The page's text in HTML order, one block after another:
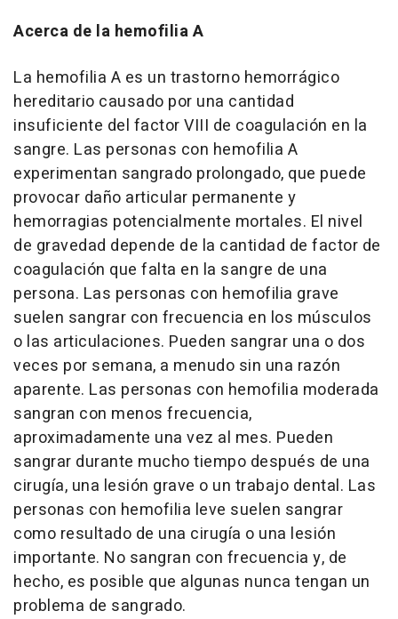
Acerca de la hemofilia A
La hemofilia A es un trastorno hemorrágico
hereditario causado por una cantidad
insuficiente del factor VIII de coagulación en la
sangre. Las personas con hemofilia A
experimentan sangrado prolongado, que puede
provocar daño articular permanente y
hemorragias potencialmente mortales. El nivel
de gravedad depende de la cantidad de factor de
coagulación que falta en la sangre de una
persona. Las personas con hemofilia grave
suelen sangrar con frecuencia en los músculos
o las articulaciones. Pueden sangrar una o dos
veces por semana, a menudo sin una razón
aparente. Las personas con hemofilia moderada
sangran con menos frecuencia,
aproximadamente una vez al mes. Pueden
sangrar durante mucho tiempo después de una
cirugía, una lesión grave o un trabajo dental. Las
personas con hemofilia leve suelen sangrar
como resultado de una cirugía o una lesión
importante. No sangran con frecuencia y, de
hecho, es posible que algunas nunca tengan un
problema de sangrado.